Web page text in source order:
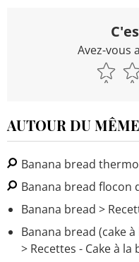
Avez-vous
AUTOUR DU
Banana bread
Banana bread flocon
Banana bread >
Banana bread (cake
> Recettes - Cake à la